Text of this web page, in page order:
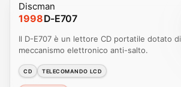
Discman
1998D-E707
Il D-E707 è un lettore CD portatile dotato di
meccanismo elettronico anti-salto.
CD TELECOMANDO LCD